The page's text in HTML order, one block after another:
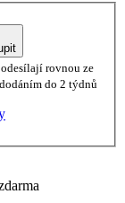
rovnou ze
do 2 týdnů